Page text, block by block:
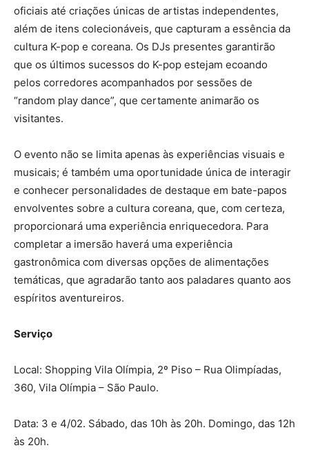
oficiais até criações únicas de artistas independentes,
além de itens colecionáveis, que capturam a essência da
cultura K-pop e coreana. Os DJs presentes garantirão
que os últimos sucessos do K-pop estejam ecoando
pelos corredores acompanhados por sessões de
“random play dance”, que certamente animarão os
visitantes.
O evento não se limita apenas às experiências visuais e
musicais; é também uma oportunidade única de interagir
e conhecer personalidades de destaque em bate-papos
envolventes sobre a cultura coreana, que, com certeza,
proporcionará uma experiência enriquecedora. Para
completar a imersão haverá uma experiência
gastronômica com diversas opções de alimentações
temáticas, que agradarão tanto aos paladares quanto aos
espíritos aventureiros.
Serviço
Local: Shopping Vila Olímpia, 2º Piso – Rua Olimpíadas,
360, Vila Olímpia – São Paulo.
Data: 3 e 4/02. Sábado, das 10h às 20h. Domingo, das 12h
às 20h.